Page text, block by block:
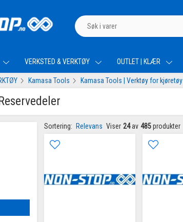
VERKSTED & VERKTØY OUTLET | KLÆR
Kamasa Tools Kamasa Tools | Verktøy for kjøretøy
Sortering: Relevans Viser 24 av 485 produkter